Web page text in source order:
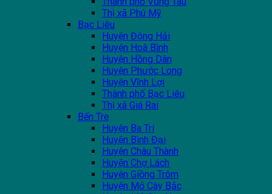
Thị xã Phú Mỹ
Bạc Liêu
Huyện Đông Hải
Huyện Hoà Bình
Huyện Hồng Dân
Huyện Phước Long
Huyện Vĩnh Lợi
Thành phố Bạc Liêu
Thị xã Giá Rai
Bến Tre
Huyện Ba Tri
Huyện Bình Đại
Huyện Châu Thành
Huyện Chợ Lách
Huyện Giồng Trôm
Huyện Mỏ Cày Bắc